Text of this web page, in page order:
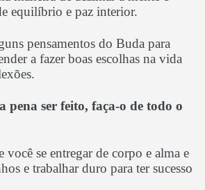
equilíbrio e paz interior.
pensamentos do Buda para
a fazer boas escolhas na vida
pena ser feito, faça-o de todo o
se entregar de corpo e alma e
e trabalhar duro para ter sucesso